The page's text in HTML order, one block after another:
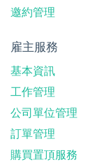
邀約管理
雇主服務
基本資訊
工作管理
公司單位管理
訂單管理
購買置頂服務